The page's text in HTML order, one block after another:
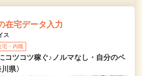
在宅データ入力
ス
宅・内職
コツコツ稼ぐ♪ノルマなし・自分のペ
県〉